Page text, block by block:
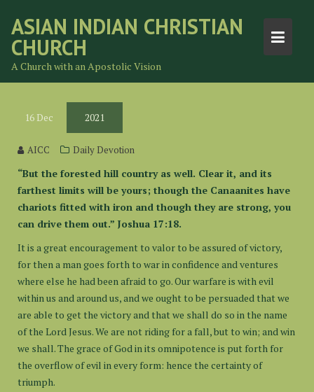
content
ASIAN INDIAN CHRISTIAN
CHURCH
A Church with an Apostolic Vision
16 Dec 2021
AICC Daily Devotion
“But the forested hill country as well. Clear it, and its
farthest limits will be yours; though the Canaanites have
chariots fitted with iron and though they are strong, you
can drive them out.” Joshua 17:18.
It is a great encouragement to valor to be assured of victory,
for then a man goes forth to war in confidence and ventures
where else he had been afraid to go. Our warfare is with evil
within us and around us, and we ought to be persuaded that we
are able to get the victory and that we shall do so in the name
of the Lord Jesus. We are not riding for a fall, but to win; and win
we shall. The grace of God in its omnipotence is put forth for
the overflow of evil in every form: hence the certainty of
triumph.